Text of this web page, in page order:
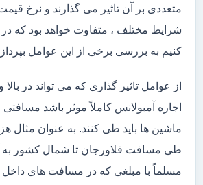
متعددی بر آن تاثیر می گذارند و نرخ
شرایط مختلف ، متفاوت خواهد بود که
کنیم به بررسی برخی از این عوامل
از عوامل تاثیر گذاری که می تواند در بالا
اجاره آمبولانس کاملاً موثر باشد
ماشین ها باید طی کنند. به عنوان مثال
طی مسافت فلاورجان تا شمال کشور به
مسلماً با مبلغی که در مسافت های